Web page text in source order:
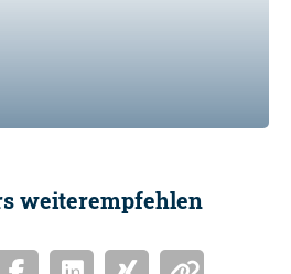
weiterempfehlen